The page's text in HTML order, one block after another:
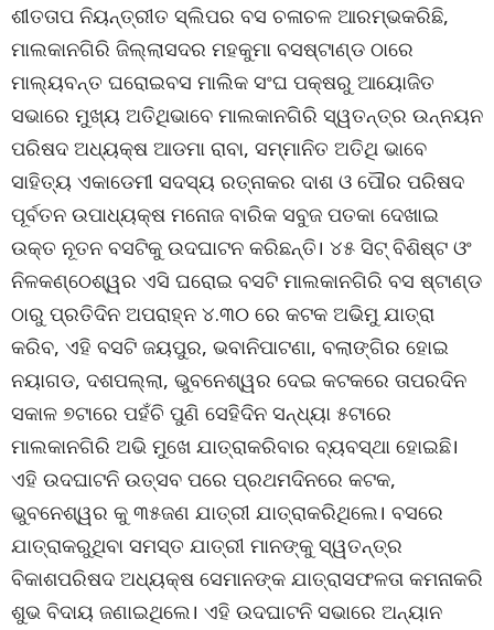
ଶୀତତାପ ନିୟନ୍ତ୍ରୀତ ସ୍ଲିପର ବସ ଚଳାଚଳ ଆରମ୍ଭକରିଛି,
ମାଲକାନଗିରି ଜିଲ୍ଲାସଦର ମହକୁମା ବସଷ୍ଟାଣ୍ଡ ଠାରେ
ମାଲ୍ୟବନ୍ତ ଘରୋଇବସ ମାଲିକ ସଂଘ ପକ୍ଷରୁ ଆୟୋଜିତ
ସଭାରେ ମୁଖ୍ୟ ଅତିଥିଭାବେ ମାଲକାନଗିରି ସ୍ୱତନ୍ତ୍ର ଉନ୍ନୟନ
ପରିଷଦ ଅଧ୍ୟକ୍ଷ ଆଡମା ରାବା, ସମ୍ମାନିତ ଅତିଥି ଭାବେ
ସାହିତ୍ୟ ଏକାଡେମୀ ସଦସ୍ୟ ରତ୍ନାକର ଦାଶ ଓ ପୌର ପରିଷଦ
ପୂର୍ବତନ ଉପାଧ୍ୟକ୍ଷ ମନୋଜ ବାରିକ ସବୁଜ ପତକା ଦେଖାଇ
ଉକ୍ତ ନୂତନ ବସଟିକୁ ଉଦଘାଟନ କରିଛନ୍ତି। ୪୫ ସିଟ୍ ବିଶିଷ୍ଟ ଓଂ
ନିଳକଣ୍ଠେଶ୍ୱର ଏସି ଘରୋଇ ବସଟି ମାଲକାନଗିରି ବସ ଷ୍ଟାଣ୍ଡ
ଠାରୁ ପ୍ରତିଦିନ ଅପରାହ୍ନ ୪.୩୦ ରେ କଟକ ଅଭିମୁ ଯାତ୍ରା
କରିବ, ଏହି ବସଟି ଜୟପୁର, ଭବାନିପାଟଣା, ବଲାଙ୍ଗିର ହୋଇ
ନୟାଗଡ, ଦଶପଲ୍ଲା, ଭୁବନେଶ୍ୱର ଦେଇ କଟକରେ ତାପରଦିନ
ସକାଳ ୭ଟାରେ ପହଁଚି ପୁଣି ସେହିଦିନ ସନ୍ଧ୍ୟା ୫ଟାରେ
ମାଲକାନଗିରି ଅଭି ମୁଖେ ଯାତ୍ରାକରିବାର ବ୍ୟବସ୍ଥା ହୋଇଛି।
ଏହି ଉଦଘାଟନି ଉତ୍ସବ ପରେ ପ୍ରଥମଦିନରେ କଟକ,
ଭୁବନେଶ୍ୱର କୁ ୩୫ଜଣ ଯାତ୍ରୀ ଯାତ୍ରାକରିଥିଲେ। ବସରେ
ଯାତ୍ରାକରୁଥିବା ସମସ୍ତ ଯାତ୍ରୀ ମାନଙ୍କୁ ସ୍ୱତନ୍ତ୍ର
ବିକାଶପରିଷଦ ଅଧ୍ୟକ୍ଷ ସେମାନଙ୍କ ଯାତ୍ରାସଫଳତା କମନାକରି
ଶୁଭ ବିଦାୟ ଜଣାଇଥିଲେ। ଏହି ଉଦଘାଟନି ସଭାରେ ଅନ୍ୟାନ